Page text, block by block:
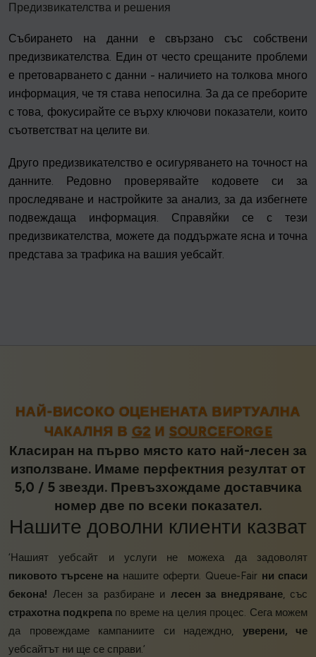
Предизвикателства и решения
Събирането на данни е свързано със собствени
предизвикателства. Един от често срещаните проблеми
е претоварването с данни - наличието на толкова много
информация, че тя става непосилна. За да се преборите
с това, фокусирайте се върху ключови показатели, които
съответстват на целите ви.
Друго предизвикателство е осигуряването на точност на
данните. Редовно проверявайте кодовете си за
проследяване и настройките за анализ, за да избегнете
подвеждаща информация. Справяйки се с тези
предизвикателства, можете да поддържате ясна и точна
представа за трафика на вашия уебсайт.
НАЙ-ВИСОКО ОЦЕНЕНАТА ВИРТУАЛНА
ЧАКАЛНЯ В G2 И SOURCEFORGE
Класиран на първо място като най-лесен за
използване. Имаме перфектния резултат от
5,0 / 5 звезди. Превъзхождаме доставчика
номер две по всеки показател.
Нашите доволни клиенти казват
‘Нашият уебсайт и услуги не можеха да задоволят
пиковото търсене на нашите оферти. Queue-Fair ни спаси
бекона! Лесен за разбиране и лесен за внедряване, със
страхотна подкрепапо време на целия процес. Сега можем
да провеждаме кампаниите си надеждно, уверени, че
уебсайтът ни ще се справи.’